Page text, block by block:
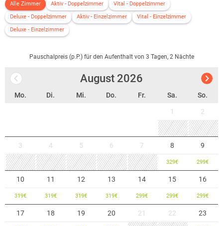
Alle Zimmer Aktiv - Doppelzimmer
Vital - Doppelzimmer
Deluxe - Doppelzimmer
Aktiv - Einzelzimmer
Vital - Einzelzimmer
Deluxe - Einzelzimmer
Pauschalpreis (p.P.) für den Aufenthalt von 3 Tagen, 2 Nächte
August 2026
Mo. Di. Mi. Do. Fr. Sa. So.
1 2
3 4 5 6 7 8
329€
9
299€
10
319€
11
319€
12
319€
13
319€
14
299€
15
299€
16
299€
17 18 19 20 21 22 23